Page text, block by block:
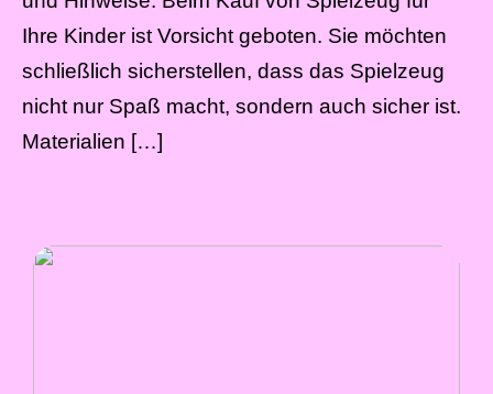
Ihre Kinder ist Vorsicht geboten. Sie möchten
schließlich sicherstellen, dass das Spielzeug
nicht nur Spaß macht, sondern auch sicher ist.
Materialien […]